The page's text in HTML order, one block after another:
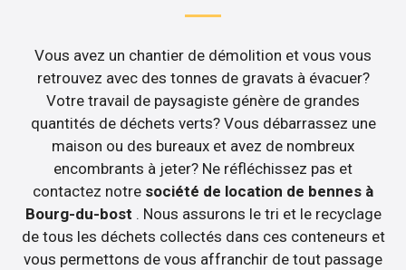
Vous avez un chantier de démolition et vous vous
retrouvez avec des tonnes de gravats à évacuer?
Votre travail de paysagiste génère de grandes
quantités de déchets verts? Vous débarrassez une
maison ou des bureaux et avez de nombreux
encombrants à jeter? Ne réfléchissez pas et
contactez notre société de location de bennes à
Bourg-du-bost . Nous assurons le tri et le recyclage
de tous les déchets collectés dans ces conteneurs et
vous permettons de vous affranchir de tout passage